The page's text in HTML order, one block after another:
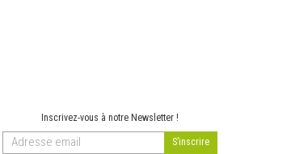
Inscrivez-vous à notre Newsletter !